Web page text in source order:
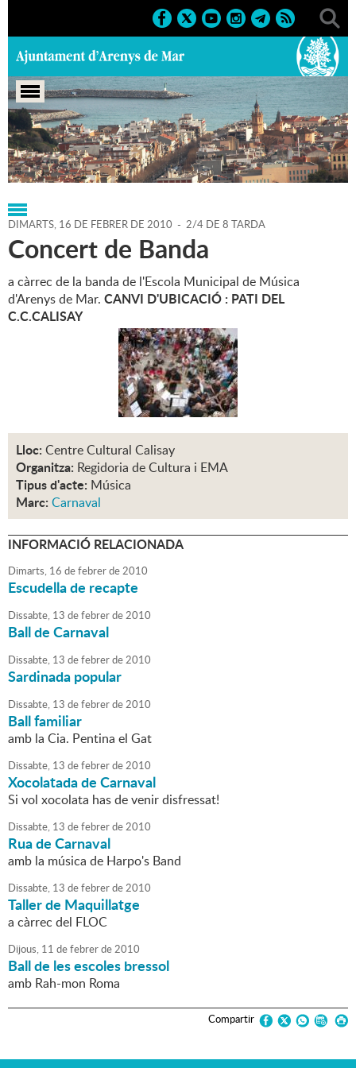
Portada > Regidories > Cultura > Agenda > 16-02-2010
DIMARTS, 16 DE FEBRER DE 2010 - 2/4 DE 8 TARDA
Concert de Banda
a càrrec de la banda de l'Escola Municipal de Música
d'Arenys de Mar. CANVI D'UBICACIÓ : PATI DEL
C.C.CALISAY
Lloc: Centre Cultural Calisay
Organitza: Regidoria de Cultura i EMA
Tipus d'acte: Música
Marc: Carnaval
INFORMACIÓ RELACIONADA
Dimarts, 16 defebrerde2010
Escudella de recapte
Dissabte, 13 defebrerde2010
Ball de Carnaval
Dissabte, 13 defebrerde2010
Sardinada popular
Dissabte, 13 defebrerde2010
Ball familiar
amb la Cia. Pentina el Gat
Dissabte, 13 defebrerde2010
Xocolatada de Carnaval
Si vol xocolata has de venir disfressat!
Dissabte, 13 defebrerde2010
Rua de Carnaval
amb la música de Harpo's Band
Dissabte, 13 defebrerde2010
Taller de Maquillatge
a càrrec del FLOC
Dijous, 11 defebrerde2010
Ball de les escoles bressol
amb Rah-mon Roma
Compartir